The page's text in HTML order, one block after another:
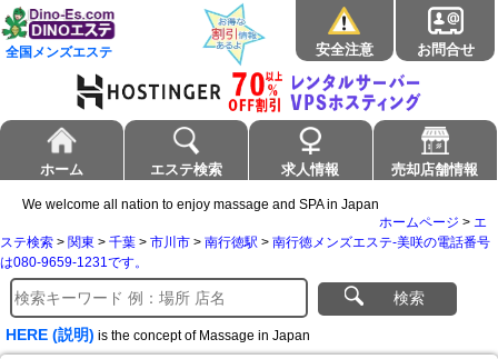
全国メンズエステ 安全注意 お問合せ
ホーム エステ検索 求人情報 売却店舗情報
We welcome all nation to enjoy massage and SPA in Japan
ホームページ > エ
ステ検索 > 関東 > 千葉 > 市川市 > 南行徳駅 > 南行徳メンズエステ-美咲の電話番号
は080-9659-1231です。
検索
HERE (説明) is the concept of Massage in Japan